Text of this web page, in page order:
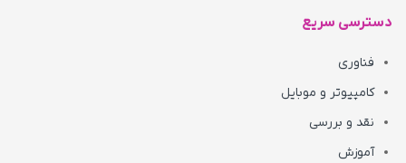
دسترسی سریع
فناوری
کامپیوتر و موبایل
نقد و بررسی
آموزش